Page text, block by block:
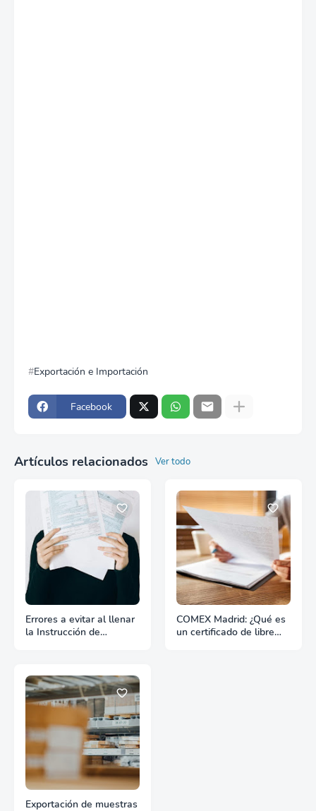
Exportación e Importación
Facebook
Artículos relacionados Ver todo
Errores a evitar al llenar
la Instrucción de
COMEX Madrid: ¿Qué es
un certificado de libre
Exportación de muestras